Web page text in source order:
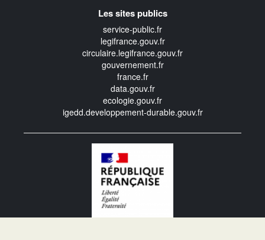
Les sites publics
service-public.fr
legifrance.gouv.fr
circulaire.legifrance.gouv.fr
gouvernement.fr
france.fr
data.gouv.fr
ecologie.gouv.fr
igedd.developpement-durable.gouv.fr